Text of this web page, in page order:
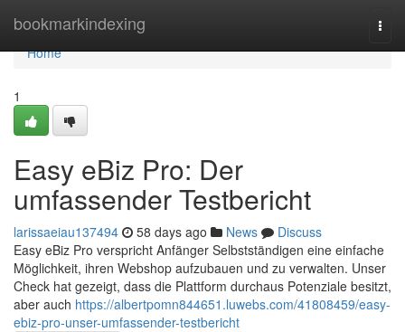
bookmarkindexing
Home
Home
1
Easy eBiz Pro: Der
umfassender Testbericht
larissaeiau137494 58 days ago News
Discuss
Easy eBiz Pro verspricht Anfänger Selbstständigen eine einfache
Möglichkeit, ihren Webshop aufzubauen und zu verwalten. Unser
Check hat gezeigt, dass die Plattform durchaus Potenziale besitzt,
aber auch https://albertpomn844651.luwebs.com/41808459/easy-
ebiz-pro-unser-umfassender-testbericht